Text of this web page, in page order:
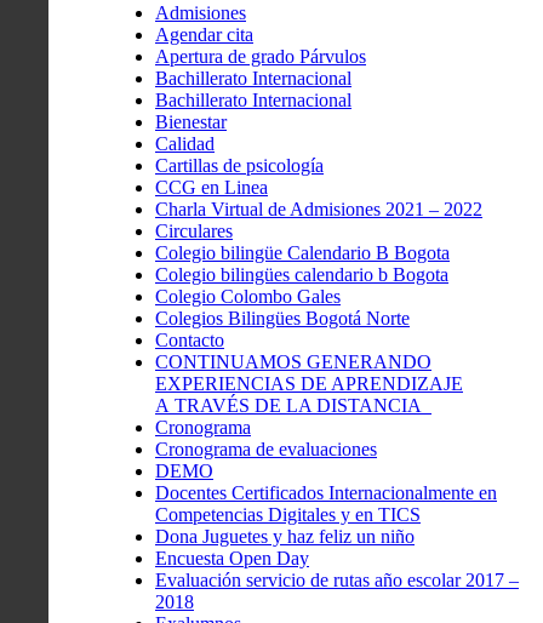
Admisiones
Agendar cita
Apertura de grado Párvulos
Bachillerato Internacional
Bachillerato Internacional
Bienestar
Calidad
Cartillas de psicología
CCG en Linea
Charla Virtual de Admisiones 2021 – 2022
Circulares
Colegio bilingüe Calendario B Bogota
Colegio bilingües calendario b Bogota
Colegio Colombo Gales
Colegios Bilingües Bogotá Norte
Contacto
CONTINUAMOS GENERANDO
EXPERIENCIAS DE APRENDIZAJE
A TRAVÉS DE LA DISTANCIA
Cronograma
Cronograma de evaluaciones
DEMO
Docentes Certificados Internacionalmente en
Competencias Digitales y en TICS
Dona Juguetes y haz feliz un niño
Encuesta Open Day
Evaluación servicio de rutas año escolar 2017 –
2018